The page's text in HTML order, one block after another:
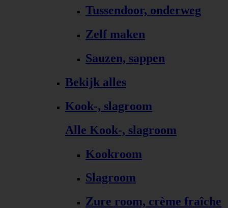
Tussendoor, onderweg
Zelf maken
Sauzen, sappen
Bekijk alles
Kook-, slagroom
Alle Kook-, slagroom
Kookroom
Slagroom
Zure room, crème fraîche